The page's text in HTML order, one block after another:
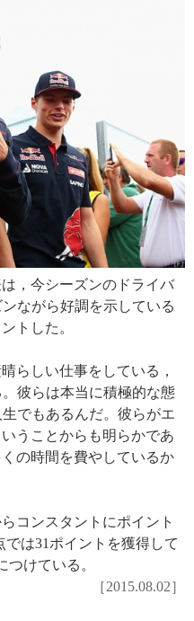
，今シーズンのドライバ
ながら好調を示している
トした。
らしい仕事をしている，
彼らは本当に積極的な態
でもあるんだ。彼らがエ
うことからも明らかであ
の時間を費やしているか
コンスタントにポイント
は31ポイントを獲得して
つけている。
［2015.08.02］